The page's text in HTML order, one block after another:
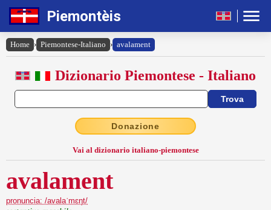
Piemontèis
Home › Piemontese-Italiano › avalament
Dizionario Piemontese - Italiano
Donazione
Vai al dizionario italiano-piemontese
avalament
pronuncia: /avalaˈmɛŋt/